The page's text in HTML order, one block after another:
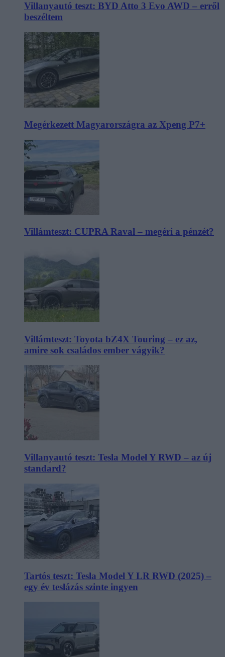
Villanyautó teszt: BYD Atto 3 Evo AWD – erről
beszéltem
Megérkezett Magyarországra az Xpeng P7+
Villámteszt: CUPRA Raval – megéri a pénzét?
Villámteszt: Toyota bZ4X Touring – ez az,
amire sok családos ember vágyik?
Villanyautó teszt: Tesla Model Y RWD – az új
standard?
Tartós teszt: Tesla Model Y LR RWD (2025) –
egy év teslázás szinte ingyen